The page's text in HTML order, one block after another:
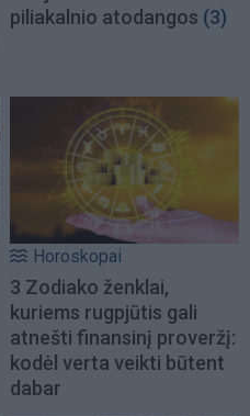
piliakalnio atodangos (3)
Horoskopai
3 Zodiako ženklai,
kuriems rugpjūtis gali
atnešti finansinį proveržį:
kodėl verta veikti būtent
dabar